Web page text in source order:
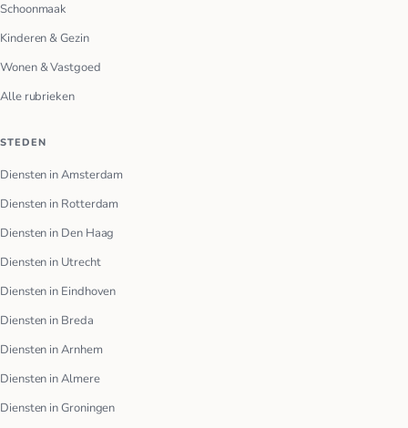
Schoonmaak
Kinderen & Gezin
Wonen & Vastgoed
Alle rubrieken
STEDEN
Diensten in Amsterdam
Diensten in Rotterdam
Diensten in Den Haag
Diensten in Utrecht
Diensten in Eindhoven
Diensten in Breda
Diensten in Arnhem
Diensten in Almere
Diensten in Groningen